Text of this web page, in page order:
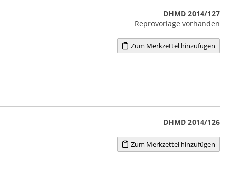
DHMD 2014/127
Reprovorlage vorhanden
Zum Merkzettel hinzufügen
DHMD 2014/126
Zum Merkzettel hinzufügen